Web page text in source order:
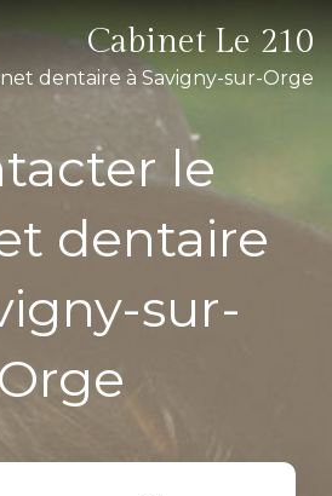
Cabinet Le 210
dentaire à Savigny-sur-Orge
le
dentaire
sur-
Orge